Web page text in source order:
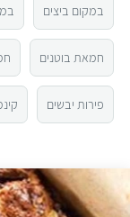
3
2
1
במקום ביצים
חמאת בוטנים
פירות יבשים